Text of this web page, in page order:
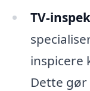
TV-
inspicere
Dette